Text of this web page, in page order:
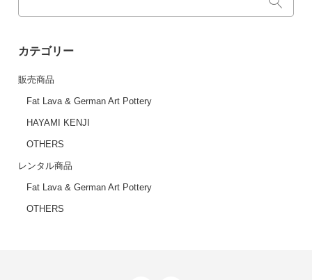
カテゴリー
販売商品
Fat Lava & German Art Pottery
HAYAMI KENJI
OTHERS
レンタル商品
Fat Lava & German Art Pottery
OTHERS